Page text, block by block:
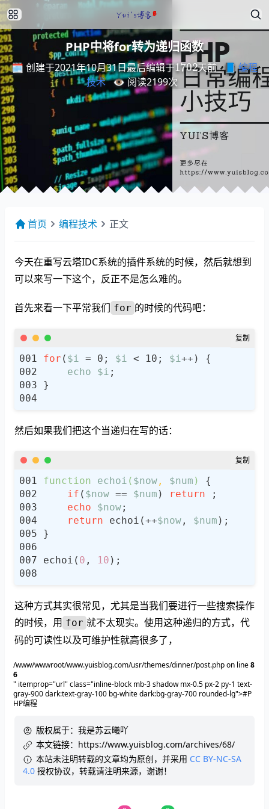
PHP中将for转为递归函数
🗓️ 创建于2021年10月31日最后 编 辑于 天 前
最后编辑于1702
天前
📘编程
技术 👁️ 阅读2199次
首页 编程技术 正文
今天在重写云塔IDC系统的插件系统的时候，然后就想到
可以来写一下这个，反正不是怎么难的。
首先来看一下平常我们 for 的时候的代码吧：
for ( $i = 0; $i < 10; $i
echo
$i
然后如果我们把这个当递归在写的话：
function echoi ( $now , $num )
if ( $now == $num ) return
echo
$now
return echoi(++$now , $num
echoi( 0 , 10
这种方式其实很常见，尤其是当我们要进行一些搜索操作
的时候，用 for 就不太现实。使用这种递归的方式，代
码的可读性以及可维护性就高很多了，
/www/wwwroot/www.yuisblog.com/usr/themes/dinner/post.php on line8
6
" itemprop="url" class="inline-block mb-3 shadow mx-0.5 px-2 py-1 text-
gray-900 dark:text-gray-100 bg-white dark:bg-gray-700 rounded-lg">#P
HP编程
版权属于： 我是苏云曦吖
本文链接： https://www.yuisblog.com/archives/68/
本站未注明转载的文章均为原创，并采用 CC BY-NC-SA
4.0 授权协议，转载请注明来源，谢谢！